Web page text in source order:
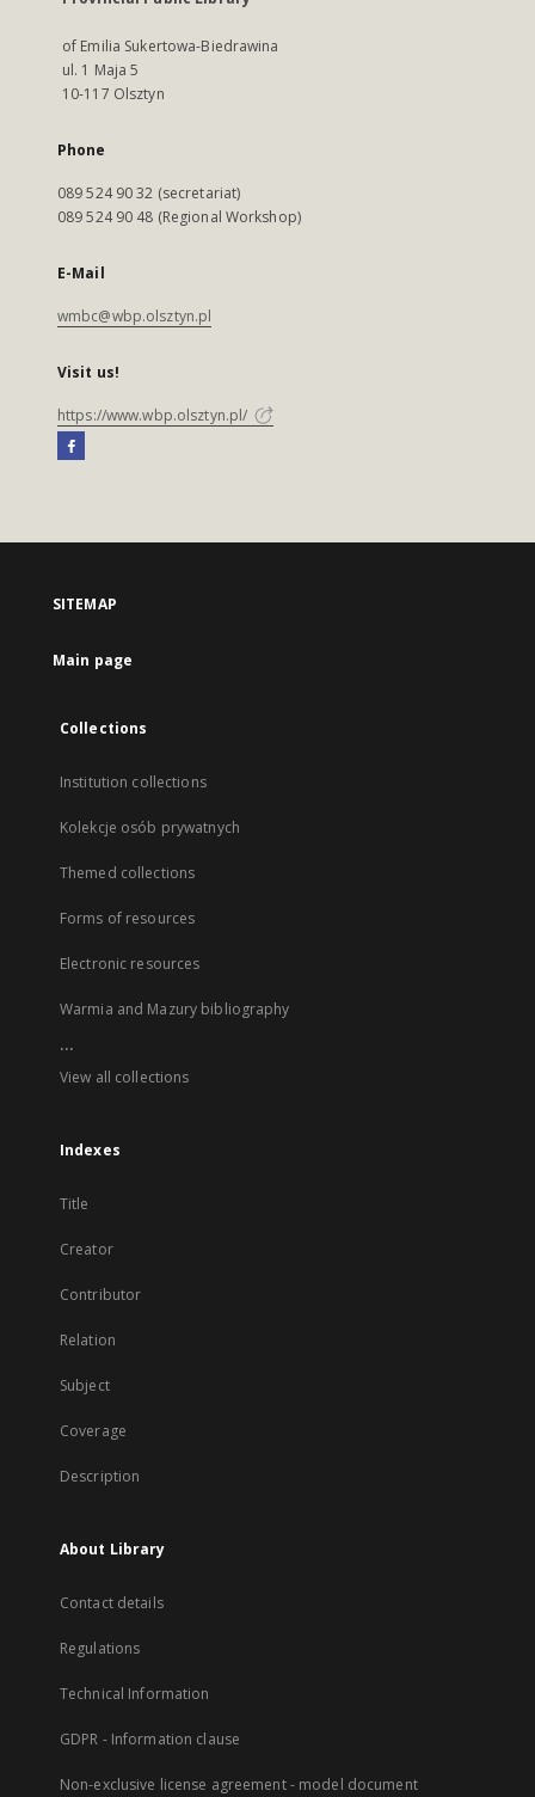
of Emilia Sukertowa-Biedrawina
ul. 1 Maja 5
10-117 Olsztyn
Phone
089 524 90 32 (secretariat)
089 524 90 48 (Regional Workshop)
E-Mail
wmbc@wbp.olsztyn.pl
Visit us!
https://www.wbp.olsztyn.pl/
SITEMAP
Main page
Collections
Institution collections
Kolekcje osób prywatnych
Themed collections
Forms of resources
Electronic resources
Warmia and Mazury bibliography
...
View all collections
Indexes
Title
Creator
Contributor
Relation
Subject
Coverage
Description
About Library
Contact details
Regulations
Technical Information
GDPR - Information clause
Non-exclusive license agreement - model document